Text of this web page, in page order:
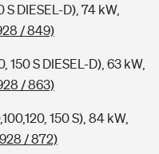
S DIESEL-D), 74 kW,
/ 849)
150 S DIESEL-D), 63 kW,
/ 863)
150 S), 84 kW,
/ 872)